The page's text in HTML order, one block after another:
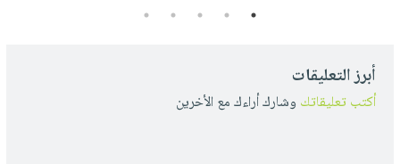
1
2
3
4
5
أبرز التعليقات
أكتب تعليقاتك وشارك أراءك مع الأخرين